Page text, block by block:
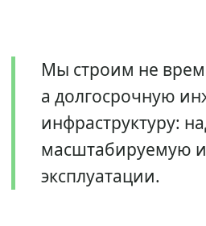
Мы строим не
а долгосрочную
инфраструктуру:
масштабируемую
эксплуатации.